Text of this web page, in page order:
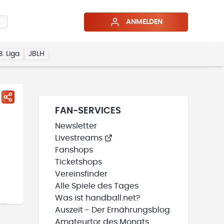
ANMELDEN
Liga JBLH
FAN-SERVICES
Newsletter
Livestreams
Fanshops
Ticketshops
Vereinsfinder
Alle Spiele des Tages
Was ist handball.net?
Auszeit - Der Ernährungsblog
Amateurtor des Monats